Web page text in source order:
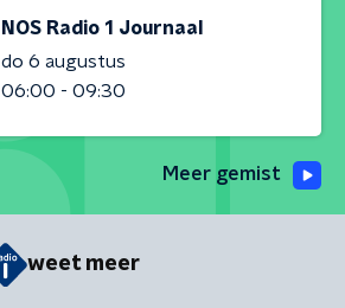
NOS Radio 1 Journaal
do 6 augustus
06:00 - 09:30
Meer gemist
weet meer